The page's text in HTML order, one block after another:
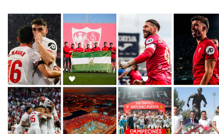
La cita ante el Espanyol a domicilio ya tiene horario
El dato que destaca a Agoumé entre las cinco
grandes ligas
Juanlu de vuelta a Sevilla para cerrar su fichaje a la
Premier
El Granada negocia con el Sevilla FC por Alberto
Flores